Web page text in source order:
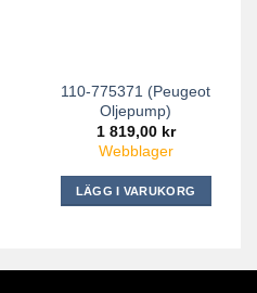
110-775371 (Peugeot
Oljepump)
1 819,00 kr
Webblager
LÄGG I VARUKORG